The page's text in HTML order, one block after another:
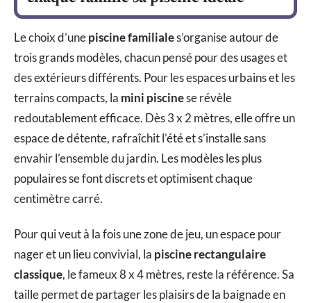
Le choix d’unepiscine familiales’organise autour de
trois grands modèles, chacun pensé pour des usages et
des extérieurs différents. Pour les espaces urbains et les
terrains compacts, la mini piscinese révèle
redoutablement efficace. Dès 3 x 2 mètres, elle offre un
espace de détente, rafraîchit l’été et s’installe sans
envahir l’ensemble du jardin. Les modèles les plus
populaires se font discrets et optimisent chaque
centimètre carré.
Pour qui veut à la fois une zone de jeu, un espace pour
nager et un lieu convivial, la piscine rectangulaire
classique, le fameux 8 x 4 mètres, reste la référence. Sa
taille permet de partager les plaisirs de la baignade en